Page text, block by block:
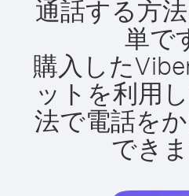
通話する方
単で
購入した
ットを利用
法で電話を
できま